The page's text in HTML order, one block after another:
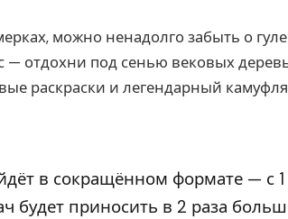
можно ненадолго забыть о гуле
— отдохни под сенью вековых
раскраски и легендарный
в сокращённом формате — с 1
будет приносить в 2 раза